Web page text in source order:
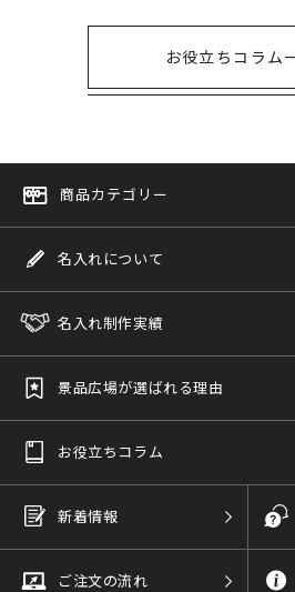
お役立ちコラム
商品カテゴリー
名入れについて
名入れ制作実績
景品広場が選ばれる理由
お役立ちコラム
新着情報
ご注文の流れ